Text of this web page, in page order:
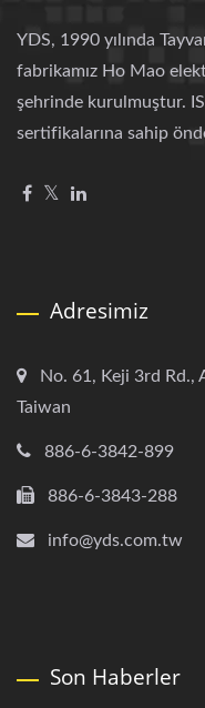
YDS, 1990 yılında
fabrikamız Ho Mao
şehrinde kurulmuştur.
sertifikalarına sahip
Adresimiz
No. 61, Keji 3rd Rd.,
Taiwan
886-6-3842-899
886-6-3843-288
info@yds.com.tw
Son Haberler